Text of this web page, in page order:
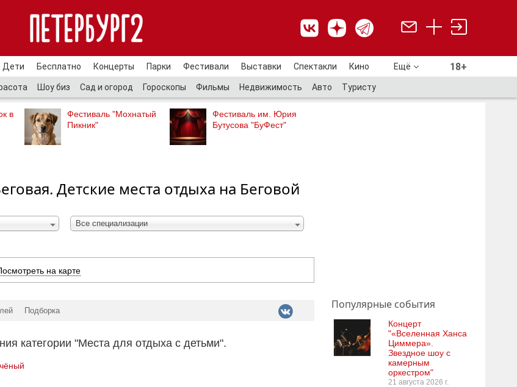
Дети Бесплатно Концерты Парки Фестивали Выставки Спектакли Кино Ещё 18+
Шоу биз Сад и огород Гороскопы Фильмы Недвижимость Авто Туристу
в
Фестиваль "Мохнатый
Пикник"
Фестиваль им. Юрия
Бутусова "БуФест"
Детские места отдыха на Беговой
Все специализации
на карте
Подборка
категории "Места для отдыха с детьми".
Популярные события
Концерт
"«Вселенная Ханса
Циммера».
Звездное шоу с
камерным
оркестром"
21 августа 2026 г.